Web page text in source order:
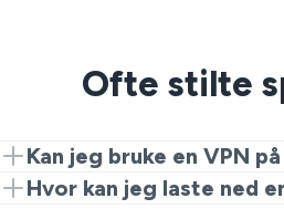
Ofte stilte
Kan jeg bruke en VPN
Ja. Installer VeePN, koble til
Hvor kan jeg laste ned